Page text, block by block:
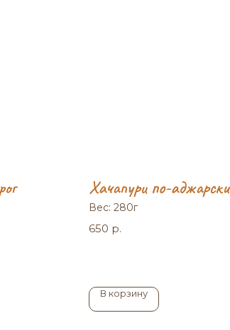
Хачапури по-аджарски
Вес: 280г
650 р.
В корзину